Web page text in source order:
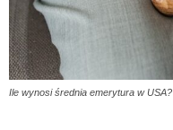
Ile wynosi średnia emerytura w USA?